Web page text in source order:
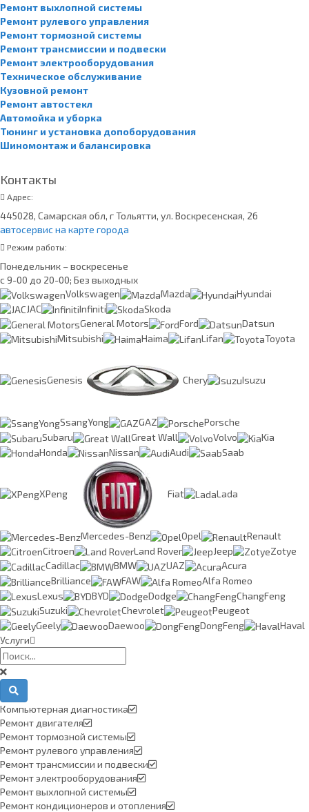
Ремонт выхлопной системы
Ремонт рулевого управления
Ремонт тормозной системы
Ремонт трансмиссии и подвески
Ремонт электрооборудования
Техническое обслуживание
Кузовной ремонт
Ремонт автостекл
Автомойка и уборка
Тюнинг и установка допоборудования
Шиномонтаж и балансировка
Контакты
Адрес:
445028, Самарская обл, г Тольятти, ул. Воскресенская, 26
автосервис на карте города
Режим работы:
Понедельник – воскресенье
с 9-00 до 20-00; Без выходных
Volkswagen
Mazda
Hyundai
JAC
Infiniti
Skoda
General Motors
Ford
Datsun
Mitsubishi
Haima Lifan Toyota
Genesis Chery Isuzu
SsangYong GAZ
Porsche
Subaru
Great Wall Volvo
Kia
Honda
Nissan Audi Saab
XPeng Fiat Lada
Mercedes-Benz Opel
Renault
Citroen
Land Rover Jeep
Zotye
Cadillac
BMW UAZ
Acura
Brilliance
FAW
Alfa Romeo
Lexus
BYD Dodge
ChangFeng
Suzuki
Chevrolet
Peugeot
Geely
Daewoo DongFeng
Haval
Услуги
Компьютерная диагностика
Ремонт двигателя
Ремонт тормозной системы
Ремонт рулевого управления
Ремонт трансмиссии и подвески
Ремонт электрооборудования
Ремонт выхлопной системы
Ремонт кондиционеров и отопления